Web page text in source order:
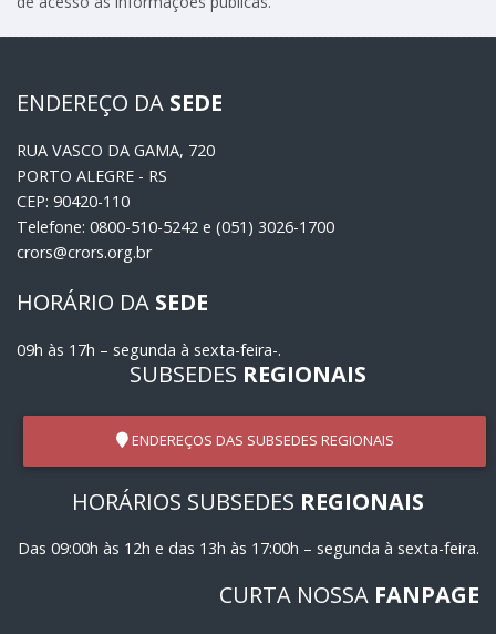
ENDEREÇO DA SEDE
RUA VASCO DA GAMA, 720
PORTO ALEGRE - RS
CEP: 90420-110
Telefone: 0800-510-5242 e (051) 3026-1700
crors@crors.org.br
HORÁRIO DA SEDE
09h às 17h – segunda à sexta-feira-.
SUBSEDES REGIONAIS
ENDEREÇOS DAS SUBSEDES REGIONAIS
HORÁRIOS SUBSEDES REGIONAIS
Das 09:00h às 12h e das 13h às 17:00h – segunda à sexta-feira.
CURTA NOSSA FANPAGE